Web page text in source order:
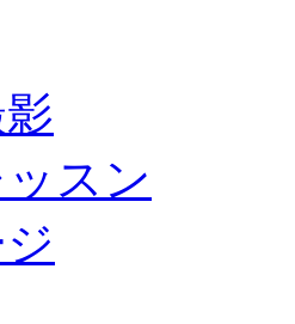
スン